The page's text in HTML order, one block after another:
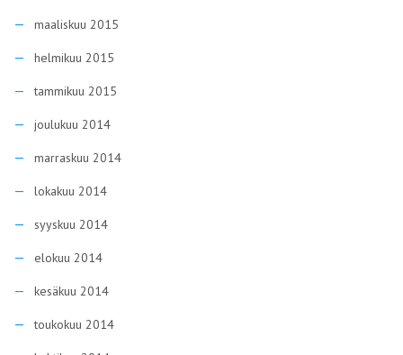
maaliskuu 2015
helmikuu 2015
tammikuu 2015
joulukuu 2014
marraskuu 2014
lokakuu 2014
syyskuu 2014
elokuu 2014
kesäkuu 2014
toukokuu 2014